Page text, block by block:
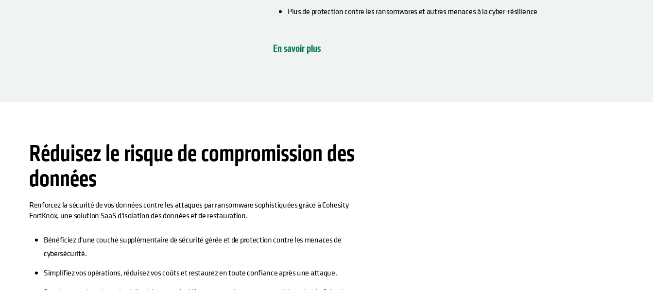
Plus de protection contre les ransomwares et autres menaces à la cyber-résilience
En savoir plus
Réduisez le risque de compromission des
données
Renforcez la sécurité de vos données contre les attaques par ransomware sophistiquées grâce à Cohesity
FortKnox, une solution SaaS d'isolation des données et de restauration.
Bénéficiez d'une couche supplémentaire de sécurité gérée et de protection contre les menaces de
cybersécurité.
Simplifiez vos opérations, réduisez vos coûts et restaurez en toute confiance après une attaque.